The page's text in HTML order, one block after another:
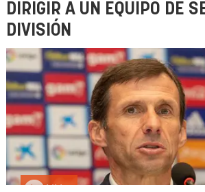
DIRIGIR A UN EQUIPO DE
DIVISIÓN